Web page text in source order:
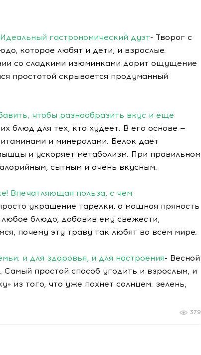
гастрономический дуэт- Творог с
которое любят и дети, и взрослые.
со сладкими изюминками дарит ощущение
простотой скрывается продуманный
чтобы разнообразить вкус и еще
блюд для тех, кто худеет. В его основе —
и минералами. Белок даёт
и ускоряет метаболизм. При правильном
сытным и очень вкусным.
Впечатляющая польза, с чем
украшение тарелки, а мощная пряность
блюдо, добавив ему свежести,
почему эту траву так любят во всём мире.
и для здоровья, и для настроения- Весной
Самый простой способ угодить и взрослым, и
из того, что уже пахнет солнцем: зелень,
379